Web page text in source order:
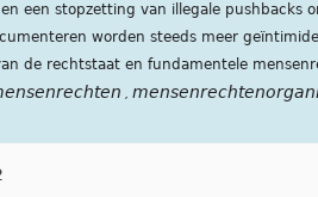
een stopzetting van illegale pushbacks
worden steeds meer
de rechtstaat en fundamentele